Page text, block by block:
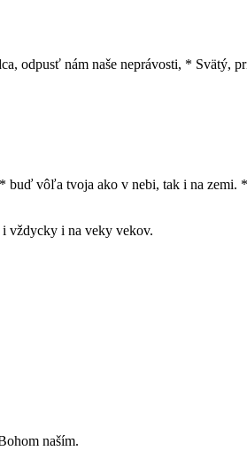
odpusť nám naše neprávosti, * Svätý,
vôľa tvoja ako v nebi, tak i na zemi.
vždycky i na veky vekov.
naším.